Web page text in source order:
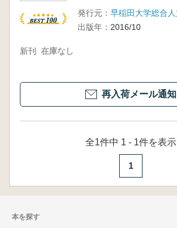
発行元：
出版年： 2016/10
新刊 在庫なし
再入荷メール通知
全1件中 1 - 1件を表示
1
本を探す